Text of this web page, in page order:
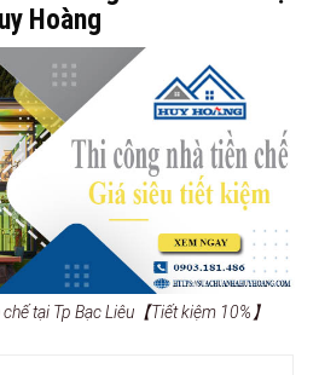
Hoàng
tại Tp Bạc Liêu【Tiết kiệm 10%】